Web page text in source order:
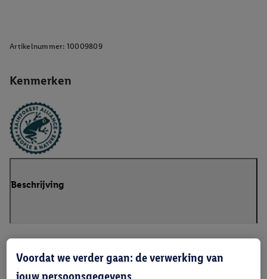
Kenmerken
Artikelnummer: 10009809
Beschrijving
Voordat we verder gaan: de verwerking van
jouw persoonsgegevens